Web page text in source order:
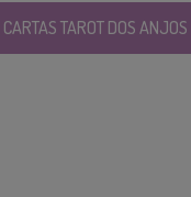
TAROT DOS ANJOS